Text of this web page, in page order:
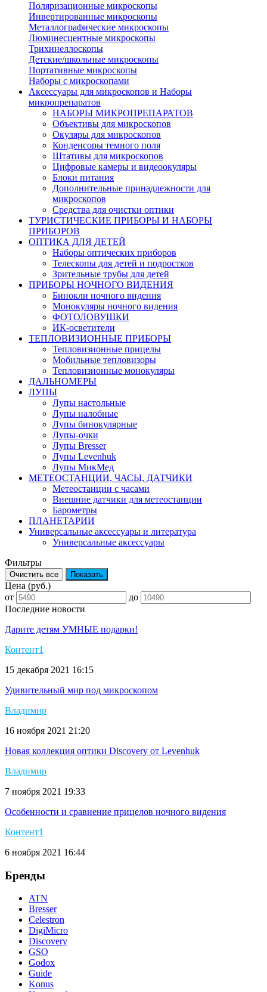
Поляризационные микроскопы
Инвертированные микроскопы
Металлографические микроскопы
Люминесцентные микроскопы
Трихинеллоскопы
Детские/школьные микроскопы
Портативные микроскопы
Наборы с микроскопами
Аксессуары для микроскопов и Наборы
микропрепаратов
НАБОРЫ МИКРОПРЕПАРАТОВ
Объективы для микроскопов
Окуляры для микроскопов
Конденсоры темного поля
Штативы для микроскопов
Цифровые камеры и видеоокуляры
Блоки питания
Дополнительные принадлежности для
микроскопов
Средства для очистки оптики
ТУРИСТИЧЕСКИЕ ПРИБОРЫ И НАБОРЫ
ПРИБОРОВ
ОПТИКА ДЛЯ ДЕТЕЙ
Наборы оптических приборов
Телескопы для детей и подростков
Зрительные трубы для детей
ПРИБОРЫ НОЧНОГО ВИДЕНИЯ
Бинокли ночного видения
Монокуляры ночного видения
ФОТОЛОВУШКИ
ИК-осветители
ТЕПЛОВИЗИОННЫЕ ПРИБОРЫ
Тепловизионные прицелы
Мобильные тепловизоры
Тепловизионные монокуляры
ДАЛЬНОМЕРЫ
ЛУПЫ
Лупы настольные
Лупы налобные
Лупы бинокулярные
Лупы-очки
Лупы Bresser
Лупы Levenhuk
Лупы МикМед
МЕТЕОСТАНЦИИ, ЧАСЫ, ДАТЧИКИ
Метеостанции с часами
Внешние датчики для метеостанции
Барометры
ПЛАНЕТАРИИ
Универсальные аксессуары и литература
Универсальные аксессуары
Фильтры
Цена (руб.)
от
до
Последние новости
Дарите детям УМНЫЕ подарки!
Контент1
15 декабря 2021 16:15
Удивительный мир под микроскопом
Владимир
16 ноября 2021 21:20
Новая коллекция оптики Discovery от Levenhuk
Владимир
7 ноября 2021 19:33
Особенности и сравнение прицелов ночного видения
Контент1
6 ноября 2021 16:44
Бренды
ATN
Bresser
Celestron
DigiMicro
Discovery
GSO
Godox
Guide
Konus